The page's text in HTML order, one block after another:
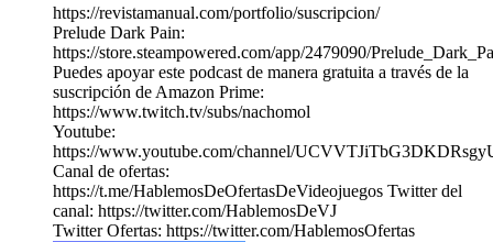
https://revistamanual.com/portfolio/suscripcion/
Prelude Dark Pain:
https://store.steampowered.com/app/2479090/
Puedes apoyar este podcast de manera gratuita a través de la
suscripción de Amazon Prime:
https://www.twitch.tv/subs/nachomol
Youtube:
https://www.youtube.com/channel/
Canal de ofertas:
https://t.me/HablemosDeOfertasDeVideojuegos Twitter del
canal: https://twitter.com/HablemosDeVJ
Twitter Ofertas: https://twitter.com/HablemosOfertas